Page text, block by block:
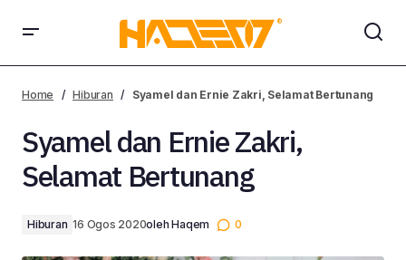
Home Hiburan Syamel dan Ernie Zakri, Selamat Bertunang
Syamel dan Ernie Zakri,
Selamat Bertunang
Hiburan 16 Ogos 2020oleh Haqem 0